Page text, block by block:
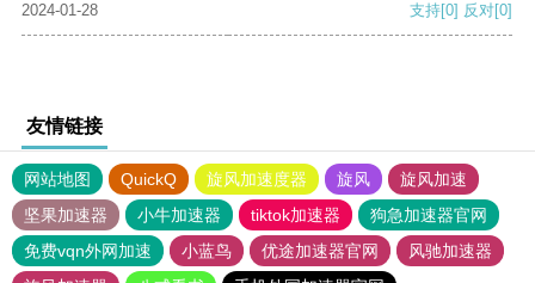
2024-01-28 支持[0] 反对[0]
友情链接
网站地图 QuickQ 旋风加速度器 旋风
旋风加速
坚果加速器
小牛加速器 tiktok加速器
狗急加速器官网
免费vqn外网加速
小蓝鸟 优途加速器官网
风驰加速器